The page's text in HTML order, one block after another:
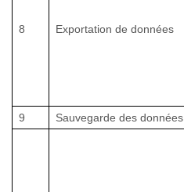
8 Exportation de données
9
Sauvegarde des données